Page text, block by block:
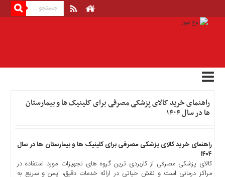
صفحه
اصلی
اقتصادی
اخبار
اخبار
بین
المللی
راهنمای خرید کالای پزشکی مصرفی برای کلینیک ها و بیمارستان
ها در سال ۱۴۰۴
راهنمای خرید کالای پزشکی مصرفی برای کلینیک ها و بیمارستان ها در سال
۱۴۰۴
کالای پزشکی مصرفی از کاربردی ترین گروه های تجهیزات مورد استفاده در
مراکز درمانی است و نقش حیاتی در ارائه خدمات دقیق، ایمن و سریع به